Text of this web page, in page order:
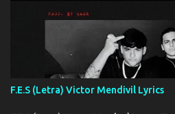
A veces me pongo un sombrero a
con la mirada siempre en alto A veces
me fajó una Glock siempre armado
traigo El chiste es que hago lo que
yo tengo el control a todos yo les paro
malcriado un malandrón Que Les
F.E.S (Letra) Victor Mendivil Lyrics